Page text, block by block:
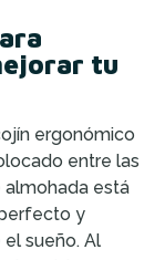
tu
ergonómico
entre las
almohada está
y
sueño. Al